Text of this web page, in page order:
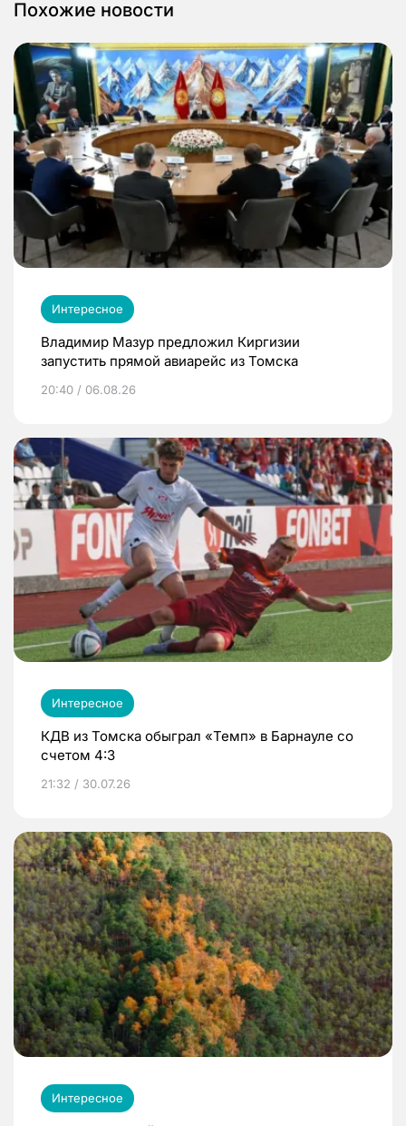
Похожие новости
Интересное
Владимир Мазур предложил Киргизии
запустить прямой авиарейс из Томска
20:40 / 06.08.26
Интересное
КДВ из Томска обыграл «Темп» в Барнауле со
счетом 4:3
21:32 / 30.07.26
Интересное